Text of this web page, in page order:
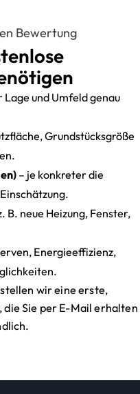
Bewertung
Lage und Umfeld genau
Grundstücksgröße
– je konkreter die
B. neue Heizung, Fenster,
Energieeffizienz,
wir eine erste,
Sie per E-Mail erhalten